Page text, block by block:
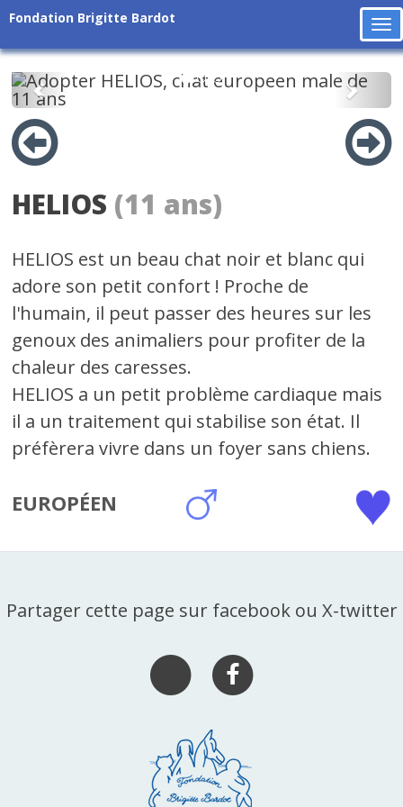
Fondation Brigitte Bardot
Précédent
HELIOS (11 ans)
HELIOS est un beau chat noir et blanc qui
adore son petit confort ! Proche de
l'humain, il peut passer des heures sur les
genoux des animaliers pour profiter de la
chaleur des caresses.
HELIOS a un petit problème cardiaque mais
il a un traitement qui stabilise son état. Il
préfèrera vivre dans un foyer sans chiens.
EUROPÉEN
Partager cette page sur facebook ou X-twitter